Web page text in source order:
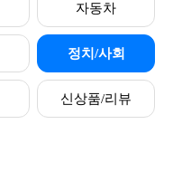
자동차
정치/사회
신상품/리뷰